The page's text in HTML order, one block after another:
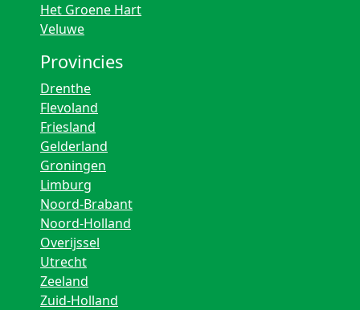
Het Groene Hart
Veluwe
Provincies
Drenthe
Flevoland
Friesland
Gelderland
Groningen
Limburg
Noord-Brabant
Noord-Holland
Overijssel
Utrecht
Zeeland
Zuid-Holland